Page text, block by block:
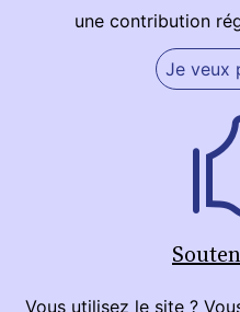
une contribution
Je veux
Vous utilisez le site ?